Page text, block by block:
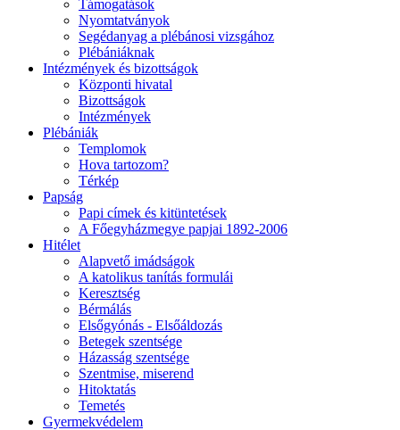
Támogatások
Nyomtatványok
Segédanyag a plébánosi vizsgához
Plébániáknak
Intézmények és bizottságok
Központi hivatal
Bizottságok
Intézmények
Plébániák
Templomok
Hova tartozom?
Térkép
Papság
Papi címek és kitüntetések
A Főegyházmegye papjai 1892-2006
Hitélet
Alapvető imádságok
A katolikus tanítás formulái
Keresztség
Bérmálás
Elsőgyónás - Elsőáldozás
Betegek szentsége
Házasság szentsége
Szentmise, miserend
Hitoktatás
Temetés
Gyermekvédelem